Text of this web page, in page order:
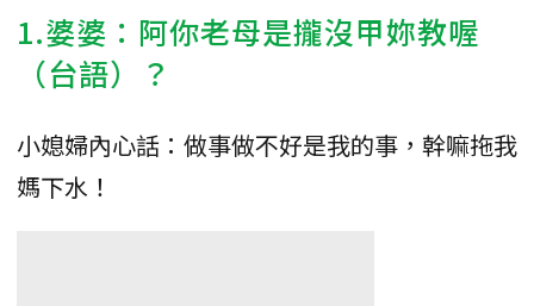
1.婆婆：阿你老母是攏沒甲妳教喔
（台語）？
小媳婦內心話：做事做不好是我的事，幹嘛拖我
媽下水！